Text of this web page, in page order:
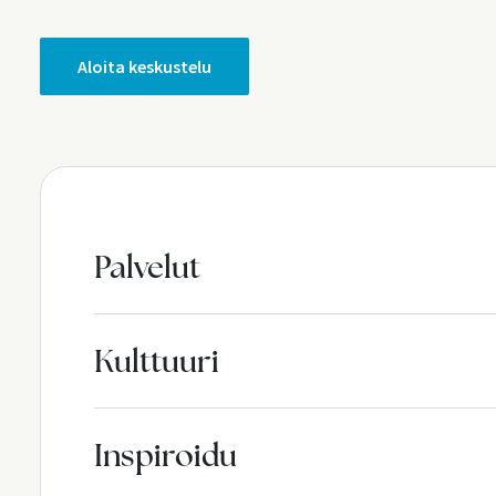
s
iAloita keskustelu
Palvelut
Kulttuuri
Inspiroidu